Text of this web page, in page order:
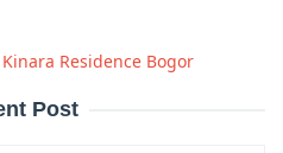
Residence Bogor
Post